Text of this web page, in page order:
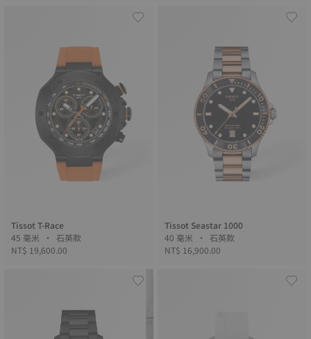
Tissot T-Race
45 毫米 • 石英款
NT$ 19,600.00
Tissot Seastar 1000
40 毫米 • 石英款
NT$ 16,900.00